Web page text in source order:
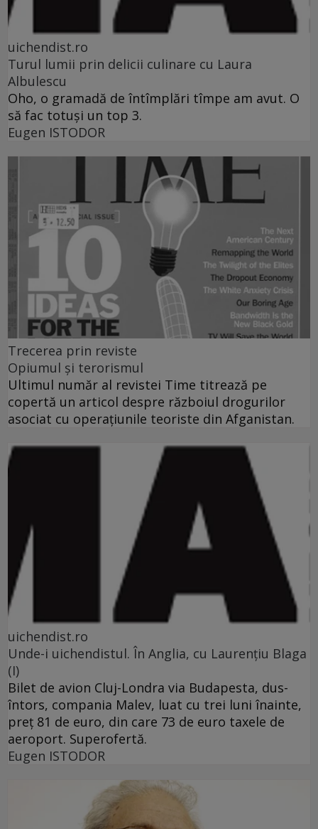
uichendist.ro
Turul lumii prin delicii culinare cu Laura
Albulescu
Oho, o gramadă de întîmplări tîmpe am avut. O
să fac totuşi un top 3.
Eugen ISTODOR
Trecerea prin reviste
Opiumul şi terorismul
Ultimul număr al revistei Time titrează pe
copertă un articol despre războiul drogurilor
asociat cu operaţiunile teoriste din Afganistan.
uichendist.ro
Unde-i uichendistul. În Anglia, cu Laurenţiu Blaga
(I)
Bilet de avion Cluj-Londra via Budapesta, dus-
întors, compania Malev, luat cu trei luni înainte,
preţ 81 de euro, din care 73 de euro taxele de
aeroport. Superofertă.
Eugen ISTODOR